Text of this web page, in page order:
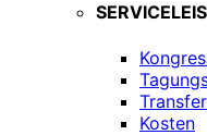
Kosten